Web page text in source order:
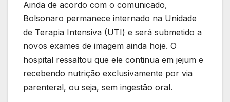
Ainda de acordo com o comunicado,
Bolsonaro permanece internado na Unidade
de Terapia Intensiva (UTI) e será submetido a
novos exames de imagem ainda hoje. O
hospital ressaltou que ele continua em jejum e
recebendo nutrição exclusivamente por via
parenteral, ou seja, sem ingestão oral.